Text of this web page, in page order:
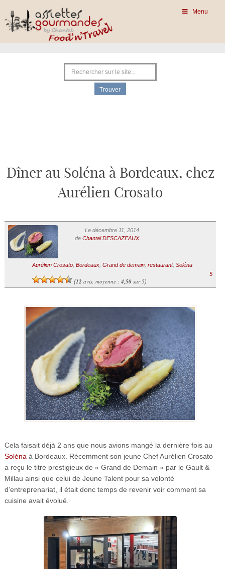
Menu
Dîner au Soléna à Bordeaux, chez
Aurélien Crosato
Le décembre 11, 2014
de Chantal DESCAZEAUX
Aurélien Crosato, Bordeaux, Grand de demain, restaurant, Soléna
(12 avis, moyenne : 4,50sur 5)
5
Cela faisait déjà 2 ans que nous avions mangé la dernière fois au
Soléna à Bordeaux. Récemment son jeune Chef Aurélien Crosato
a reçu le titre prestigieux de « Grand de Demain » par le Gault &
Millau ainsi que celui de Jeune Talent pour sa volonté
d’entreprenariat, il était donc temps de revenir voir comment sa
cuisine avait évolué.